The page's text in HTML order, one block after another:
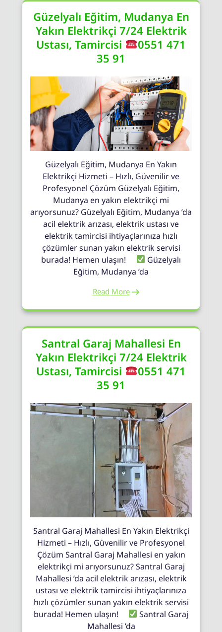
Güzelyalı Eğitim, Mudanya En
Yakın Elektrikçi 7/24 Elektrik
Ustası, Tamircisi
0551 471
35 91
Güzelyalı Eğitim, Mudanya En Yakın
Elektrikçi Hizmeti – Hızlı, Güvenilir ve
Profesyonel Çözüm Güzelyalı Eğitim,
Mudanya en yakın elektrikçi mi
arıyorsunuz? Güzelyalı Eğitim, Mudanya ’da
acil elektrik arızası, elektrik ustası ve
elektrik tamircisi ihtiyaçlarınıza hızlı
çözümler sunan yakın elektrik servisi
burada! Hemen ulaşın!
Güzelyalı
Eğitim, Mudanya ’da
Read More
Santral Garaj Mahallesi En
Yakın Elektrikçi 7/24 Elektrik
Ustası, Tamircisi
0551 471
35 91
Santral Garaj Mahallesi En Yakın Elektrikçi
Hizmeti – Hızlı, Güvenilir ve Profesyonel
Çözüm Santral Garaj Mahallesi en yakın
elektrikçi mi arıyorsunuz? Santral Garaj
Mahallesi ’da acil elektrik arızası, elektrik
ustası ve elektrik tamircisi ihtiyaçlarınıza
hızlı çözümler sunan yakın elektrik servisi
burada! Hemen ulaşın!
Santral Garaj
Mahallesi ’da